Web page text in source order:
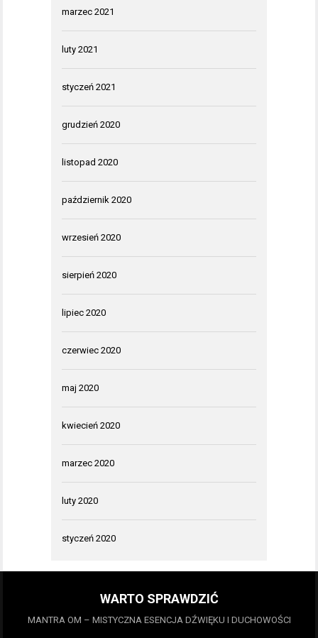
marzec 2021
luty 2021
styczeń 2021
grudzień 2020
listopad 2020
październik 2020
wrzesień 2020
sierpień 2020
lipiec 2020
czerwiec 2020
maj 2020
kwiecień 2020
marzec 2020
luty 2020
styczeń 2020
WARTO SPRAWDZIĆ
MANTRA OM – MISTYCZNA ESENCJA DŹWIĘKU I DUCHOWOŚCI